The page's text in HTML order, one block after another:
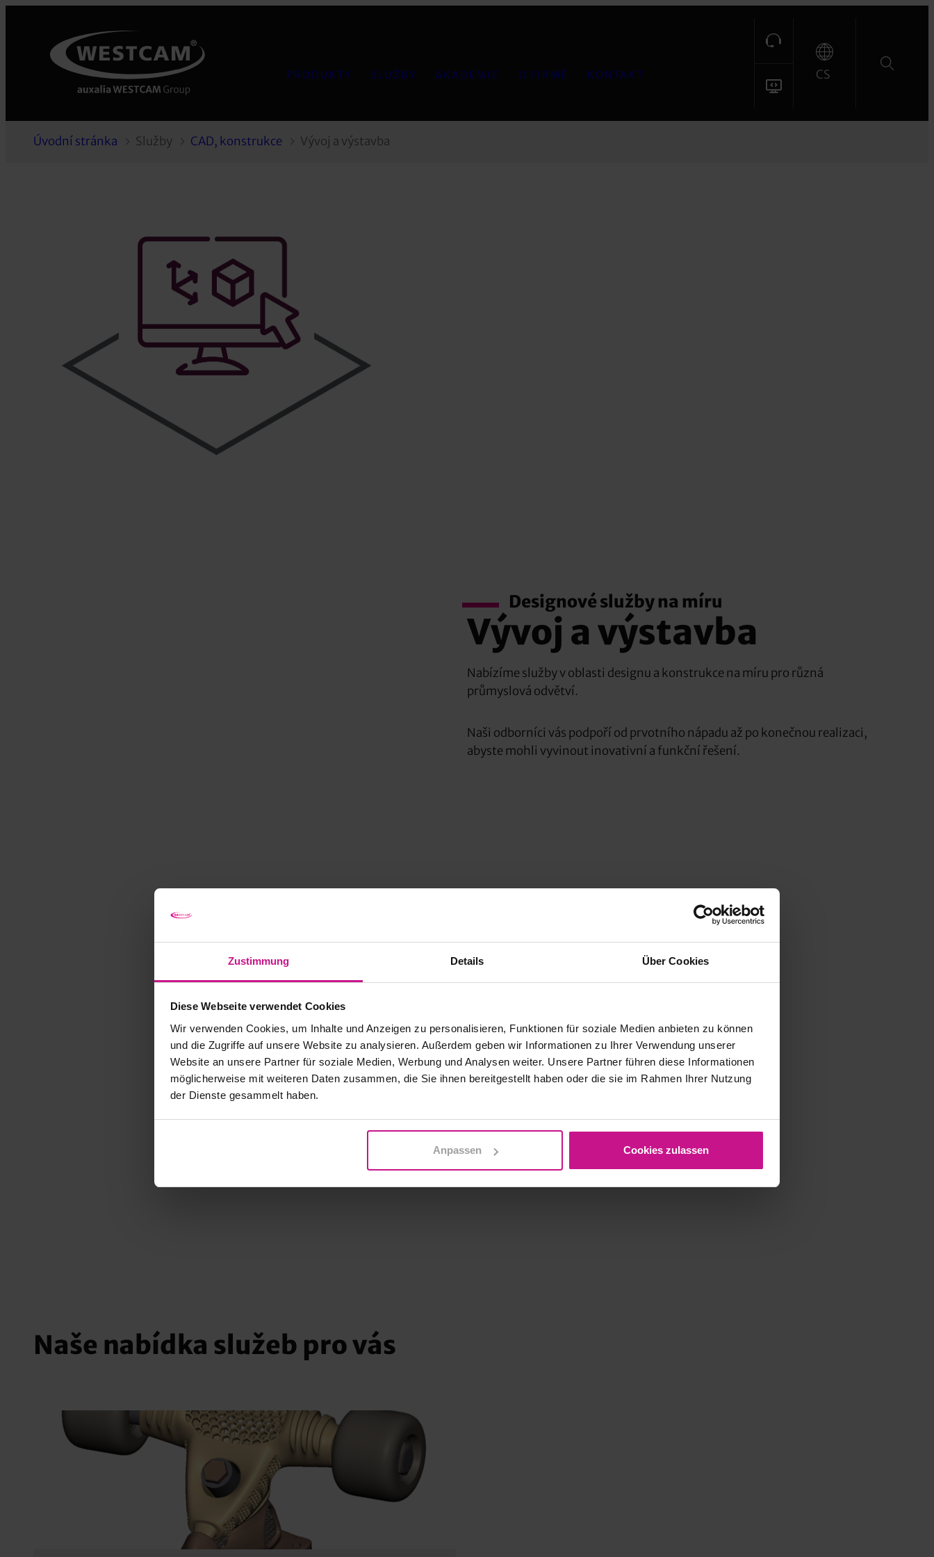
Zustimmung Details Über Cookies
Diese Webseite verwendet Cookies
Wir verwenden Cookies, um Inhalte und Anzeigen zu personalisieren, Funktionen für soziale Medien anbieten zu können
und die Zugriffe auf unsere Website zu analysieren. Außerdem geben wir Informationen zu Ihrer Verwendung unserer
Website an unsere Partner für soziale Medien, Werbung und Analysen weiter. Unsere Partner führen diese Informationen
möglicherweise mit weiteren Daten zusammen, die Sie ihnen bereitgestellt haben oder die sie im Rahmen Ihrer Nutzung
der Dienste gesammelt haben.
Anpassen Cookies zulassen
PRODUKTY SLUŽBY AKADEMIE O FIRMĚ KONTAKT CS
Úvodní stránka Služby CAD, konstrukce Vývoj a výstavba
Designové služby na míru
Vývoj a výstavba
Nabízíme služby v oblasti designu a konstrukce na míru pro různá
průmyslová odvětví.
Naši odborníci vás podpoří od prvotního nápadu až po konečnou realizaci,
abyste mohli vyvinout inovativní a funkční řešení.
Naše nabídka služeb pro vás